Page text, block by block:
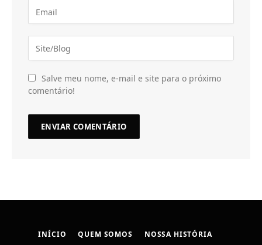
Salve meu nome, e-mail e site para o próximo
comentário!
INÍCIO QUEM SOMOS NOSSA HISTÓRIA